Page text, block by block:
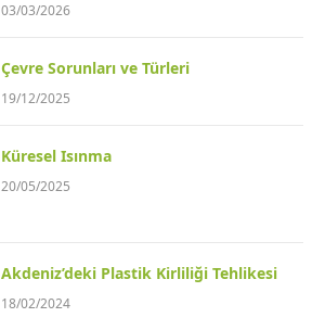
03/03/2026
Çevre Sorunları ve Türleri
19/12/2025
Küresel Isınma
20/05/2025
Akdeniz’deki Plastik Kirliliği Tehlikesi
18/02/2024